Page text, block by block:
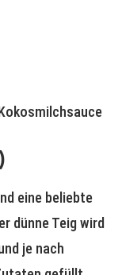
eine beliebte
dünne Teig wird
je nach